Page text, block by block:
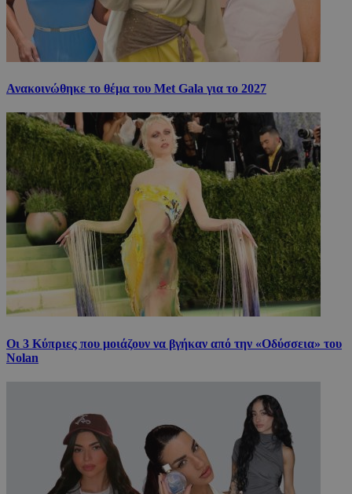
Ανακοινώθηκε το θέμα του Met Gala για το 2027
Οι 3 Κύπριες που μοιάζουν να βγήκαν από την «Οδύσσεια» του
Nolan